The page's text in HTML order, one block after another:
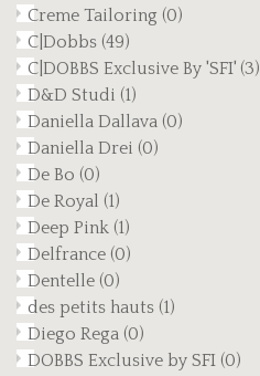
Creme Tailoring (0)
C|Dobbs (49)
C|DOBBS Exclusive By 'SFI' (3)
D&D Studi (1)
Daniella Dallava (0)
Daniella Drei (0)
De Bo (0)
De Royal (1)
Deep Pink (1)
Delfrance (0)
Dentelle (0)
des petits hauts (1)
Diego Rega (0)
DOBBS Exclusive by SFI (0)